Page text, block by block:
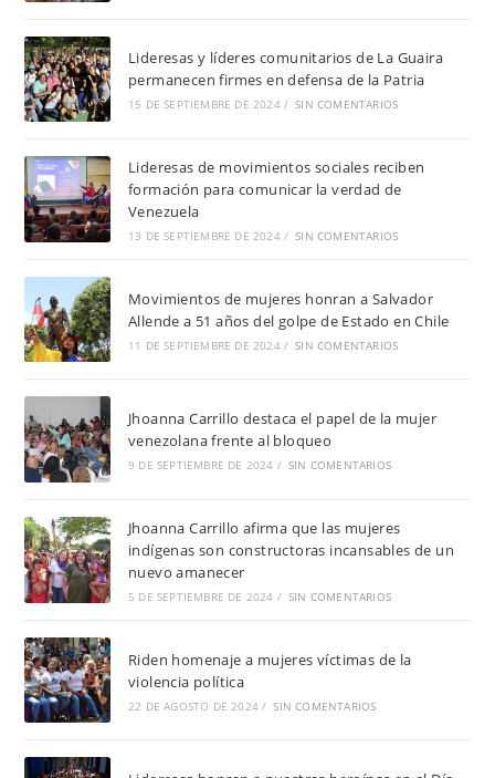
Lideresas y líderes comunitarios de La Guaira
permanecen firmes en defensa de la Patria
15 DE SEPTIEMBRE DE 2024 / SIN COMENTARIOS
Lideresas de movimientos sociales reciben
formación para comunicar la verdad de
Venezuela
13 DE SEPTIEMBRE DE 2024 / SIN COMENTARIOS
Movimientos de mujeres honran a Salvador
Allende a 51 años del golpe de Estado en Chile
11 DE SEPTIEMBRE DE 2024 / SIN COMENTARIOS
Jhoanna Carrillo destaca el papel de la mujer
venezolana frente al bloqueo
9 DE SEPTIEMBRE DE 2024 / SIN COMENTARIOS
Jhoanna Carrillo afirma que las mujeres
indígenas son constructoras incansables de un
nuevo amanecer
5 DE SEPTIEMBRE DE 2024 / SIN COMENTARIOS
Riden homenaje a mujeres víctimas de la
violencia política
22 DE AGOSTO DE 2024 / SIN COMENTARIOS